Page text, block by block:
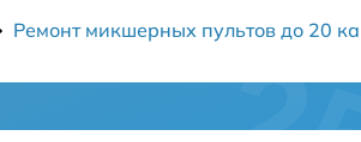
Ремонт микшерных пультов до 20